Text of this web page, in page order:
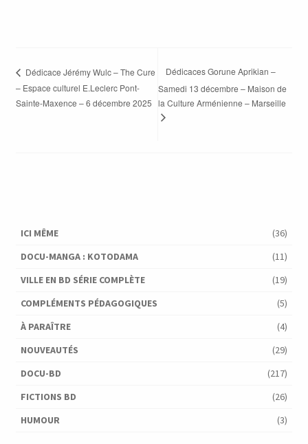
Dédicace Jérémy Wulc – The Cure
– Espace culturel E.Leclerc Pont-
Sainte-Maxence – 6 décembre 2025
Dédicaces Gorune Aprikian –
Samedi 13 décembre – Maison de
la Culture Arménienne – Marseille
ICI MÊME
(36)
DOCU-MANGA : KOTODAMA
(11)
VILLE EN BD SÉRIE COMPLÈTE
(19)
COMPLÉMENTS PÉDAGOGIQUES
(5)
À PARAÎTRE
(4)
NOUVEAUTÉS
(29)
DOCU-BD
(217)
FICTIONS BD
(26)
HUMOUR
(3)